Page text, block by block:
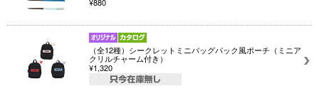
（全12種）シークレットミニバッグパック風ポーチ（ミニア
クリルチャーム付き）
¥1,320